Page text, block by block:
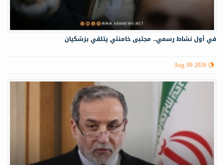
في أول نشاط رسمي.. مجتبى خامنئي يتلقي بزشكيان
Aug 09 2026